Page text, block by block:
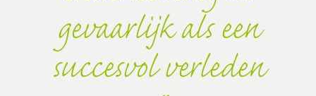
gevaarlijk als een
succesvol verleden